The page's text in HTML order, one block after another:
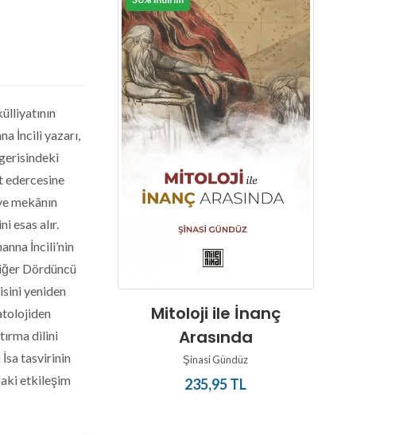
İncili yazarı,
edercesine
mekânın
esas alır.
İncili’nin
Dördüncü
yeniden
dilini
İsa tasvirinin
etkileşim
Mitoloji ile İnanç
Arasında
Şinasi Gündüz
235,95 TL